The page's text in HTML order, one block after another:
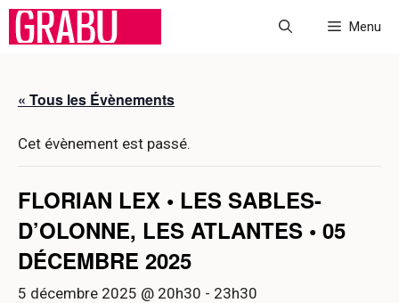
Aller
Menu
« Tous les Évènements
Cet évènement est passé.
FLORIAN LEX • LES SABLES-
D’OLONNE, LES ATLANTES • 05
DÉCEMBRE 2025
5 décembre 2025 @ 20h30 - 23h30